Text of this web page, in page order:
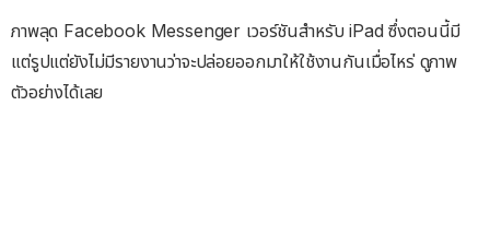
ภาพลุด Facebook Messenger เวอร์ชันสำหรับ iPad ซึ่งตอนนี้มี
แต่รูปแต่ยังไม่มีรายงานว่าจะปล่อยออกมาให้ใช้งานกันเมื่อไหร่ ดูภาพ
ตัวอย่างได้เลย